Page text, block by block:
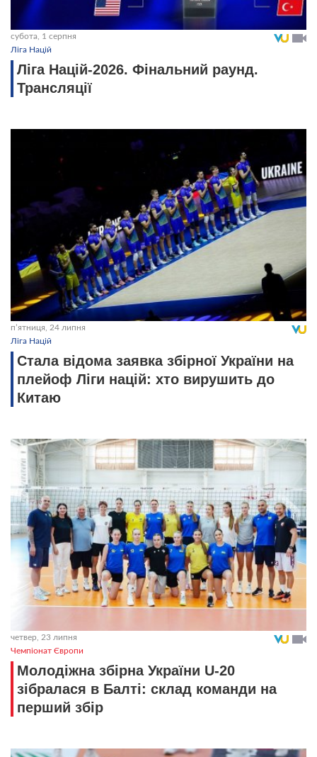
субота, 1 серпня
Ліга Націй
Ліга Націй-2026. Фінальний раунд.
Трансляції
пʼятниця, 24 липня
Ліга Націй
Стала відома заявка збірної України на
плейоф Ліги націй: хто вирушить до
Китаю
четвер, 23 липня
Чемпіонат Європи
Молодіжна збірна України U-20
зібралася в Балті: склад команди на
перший збір